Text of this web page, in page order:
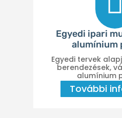
Egyedi ipari
alumínium
Egyedi tervek
berendezések,
alumínium
További